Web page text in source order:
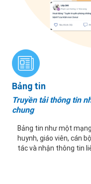
Bảng tin
Truyền tải thông tin
chung
Bảng tin như một
huynh, giáo viên, cán
tác và nhận thông tin